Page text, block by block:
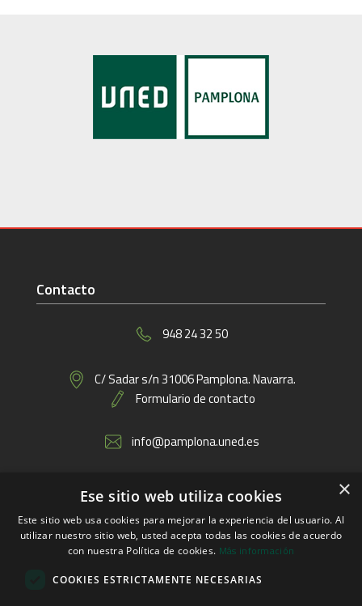
Contacto
948 24 32 50
C/ Sadar s/n 31006 Pamplona. Navarra.
Formulario de contacto
info@pamplona.uned.es
Enlaces ×
Ese sitio web utiliza cookies
Este sitio web usa cookies para mejorar la experiencia del usuario. Al
utilizar nuestro sitio web, usted acepta todas las cookies de acuerdo
con nuestra Política de cookies. Más información
COOKIES ESTRICTAMENTE NECESARIAS